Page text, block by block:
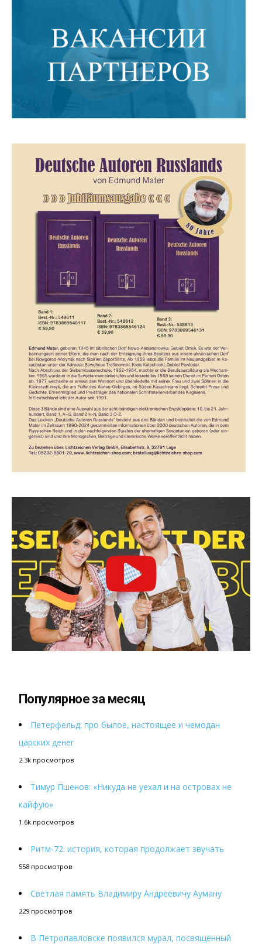
Популярное за месяц
Петерфельд: про былое, настоящее и чемодан
царских денег
2.3k просмотров
Тимур Пшенов: «Никуда не уехал и на островах не
кайфую»
1.6k просмотров
Ритм-72: история, которая продолжает звучать
558 просмотров
Светлая память Владимиру Андреевичу Ауману
229 просмотров
В Петропавловске появился мурал, посвящённый